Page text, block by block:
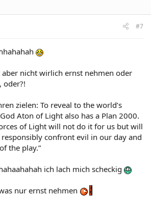
#7
nicht wirlich ernst nehmen oder
oder?!
zielen: To reveal to the world’s
Aton of Light also has a Plan 2000.
of Light will not do it for us but will
confront evil in our day and
the play.”
ich lach mich scheckig
nur ernst nehmen